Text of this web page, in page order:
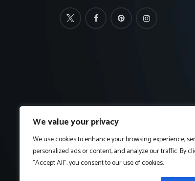
We value your privacy
We use cookies to enhance your browsing experience,
personalized ads or content, and analyze our traffic. By
"Accept All", you consent to our use of cookies.